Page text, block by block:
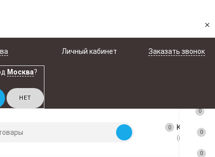
×
Москва?
Личный кабинет Заказать звонок
0 Корзина
(пусто)
0
0
0